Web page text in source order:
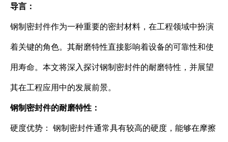
导言：
钢制密封件作为一种重要的密封材料，在工程领域中扮演
着关键的角色。其耐磨特性直接影响着设备的可靠性和使
用寿命。本文将深入探讨钢制密封件的耐磨特性，并展望
其在工程应用中的发展前景。
钢制密封件的耐磨特性：
硬度优势： 钢制密封件通常具有较高的硬度，能够在摩擦